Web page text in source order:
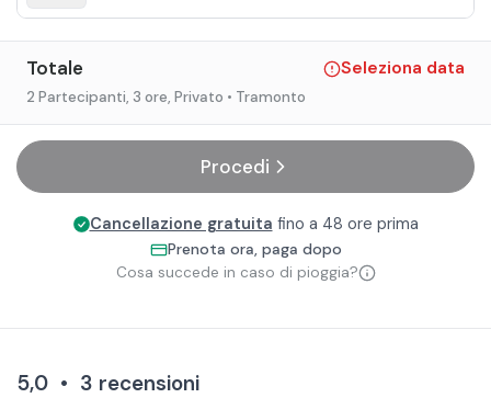
Totale Seleziona data
2 Partecipanti, 3 ore, Privato • Tramonto
Procedi
Cancellazione gratuita fino a 48 ore prima
Prenota ora, paga dopo
Cosa succede in caso di pioggia?
5,0 • 3 recensioni